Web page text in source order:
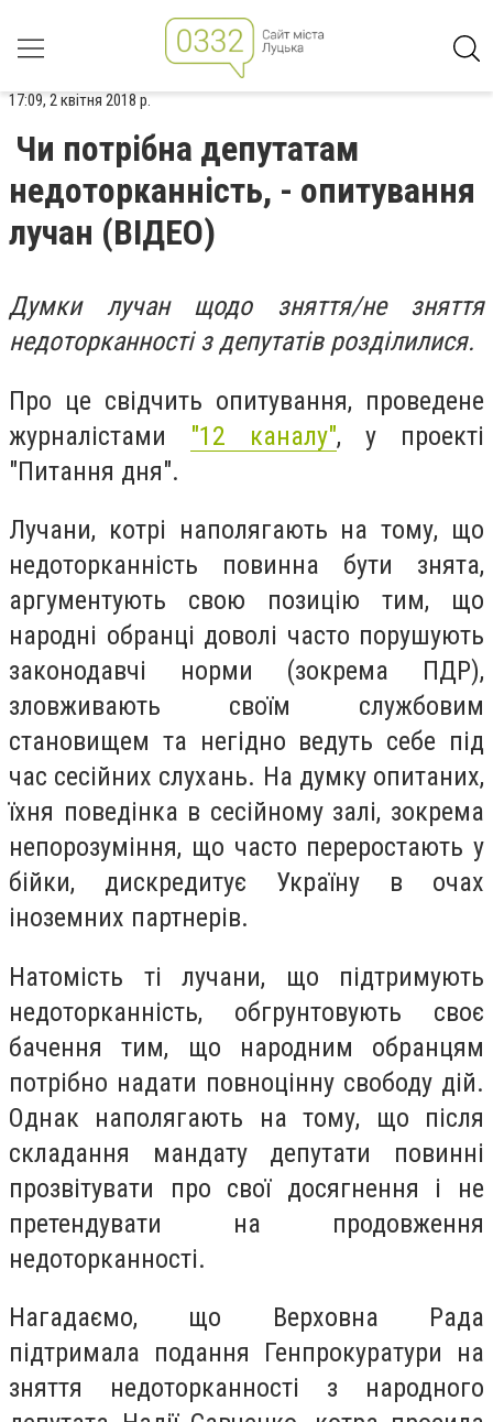
17:09, 2 квітня 2018 р.
Чи потрібна депутатам
недоторканність, - опитування
лучан (ВІДЕО)
Думки лучан щодо зняття/не зняття
недоторканності з депутатів розділилися.
Про це свідчить опитування, проведене
журналістами "12 каналу", у проекті
"Питання дня".
Лучани, котрі наполягають на тому, що
недоторканність повинна бути знята,
аргументують свою позицію тим, що
народні обранці доволі часто порушують
законодавчі норми (зокрема ПДР),
зловживають своїм службовим
становищем та негідно ведуть себе під
час сесійних слухань. На думку опитаних,
їхня поведінка в сесійному залі, зокрема
непорозуміння, що часто переростають у
бійки, дискредитує Україну в очах
іноземних партнерів.
Натомість ті лучани, що підтримують
недоторканність, обгрунтовують своє
бачення тим, що народним обранцям
потрібно надати повноцінну свободу дій.
Однак наполягають на тому, що після
складання мандату депутати повинні
прозвітувати про свої досягнення і не
претендувати на продовження
недоторканності.
Нагадаємо, що Верховна Рада
підтримала подання Генпрокуратури на
зняття недоторканності з народного